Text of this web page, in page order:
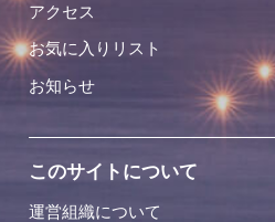
アクセス
お気に入りリスト
お知らせ
このサイトについて
運営組織について